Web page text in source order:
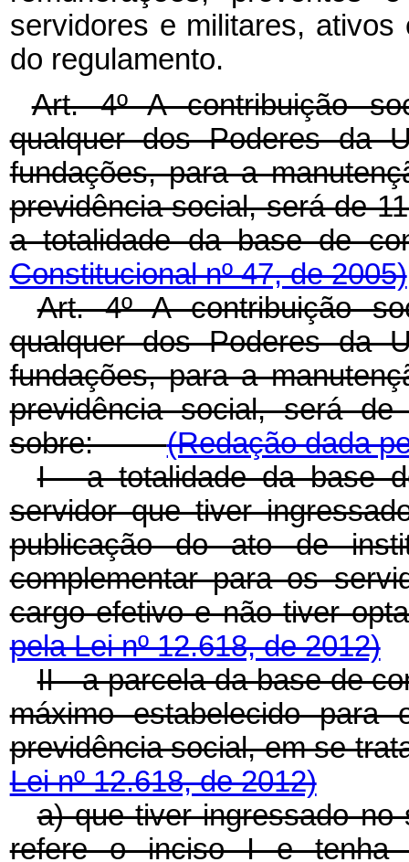
servidores e militares,
do regulamento.
Art. 4º A contribuição
qualquer dos Poderes da
fundações, para a
previdência social, será de
a totalidade da base
Constitucional nº 47, de 2005)
Art. 4º A contribuição
qualquer dos Poderes da
fundações, para a
previdência social, será
sobre:(Redação dada
I - a totalidade da base
servidor que tiver
publicação do ato de
complementar para os
cargo efetivo e não tiver
pela Lei nº 12.618, de 2012)
II - a parcela da base de
máximo estabelecido
previdência social, em se
Lei nº 12.618, de 2012)
a) que tiver ingressado
refere o inciso I e tenha